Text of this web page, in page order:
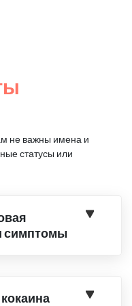
не важны имена и
статусы или
симптомы